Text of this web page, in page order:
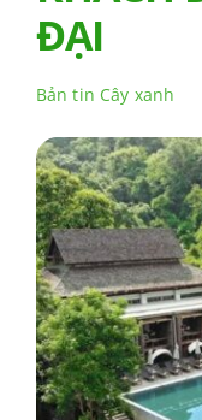
ĐẠI
Bản tin Cây xanh